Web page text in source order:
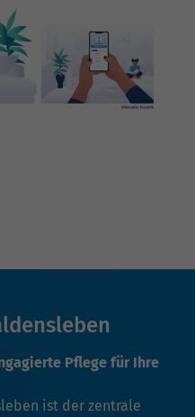
Pflege für Ihre
ist der zentrale